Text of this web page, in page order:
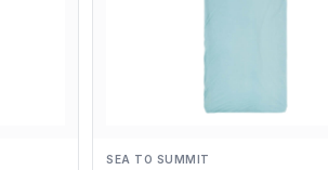
SEA TO SUMMIT